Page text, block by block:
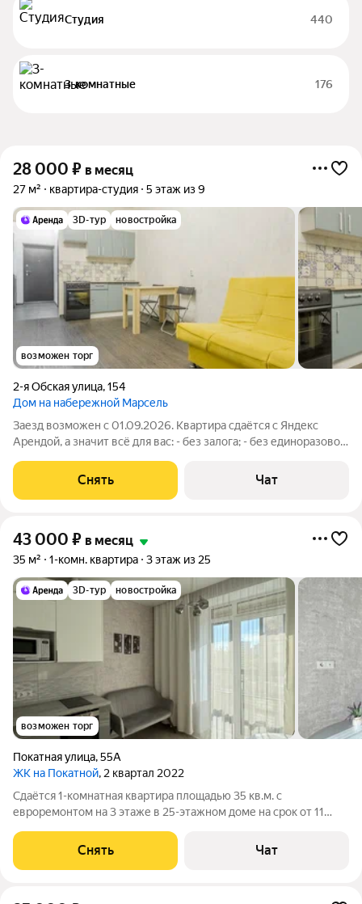
Студия 440
3-комнатные 176
28 000 ₽ в месяц
27 м² квартира-студия 5 этаж из 9
3D-тур новостройка
возможен торг
2-я Обская улица,154
Дом на набережной Марсель
Заезд возможен с 01.09.2026. Квартира сдаётся с Яндекс
Арендой, а значит всё для вас: - без залога; - без единоразовой
проживания. Мы можем показать вам квартиру онлайн это так
же детально,
Снять Чат
43 000 ₽ в месяц
35 м² 1-комн. квартира 3 этаж из 25
3D-тур новостройка
возможен торг
Покатная улица,55А
ЖК на Покатной, 2 квартал 2022
Сдаётся 1-комнатная квартира площадью 35 кв.м. с
евроремонтом на 3 этаже в 25-этажном доме на срок от 11
Стиральная машина Холодильник Кондиционер Бойлер
Микроволновка Дом - кирпичный, окна
Снять Чат